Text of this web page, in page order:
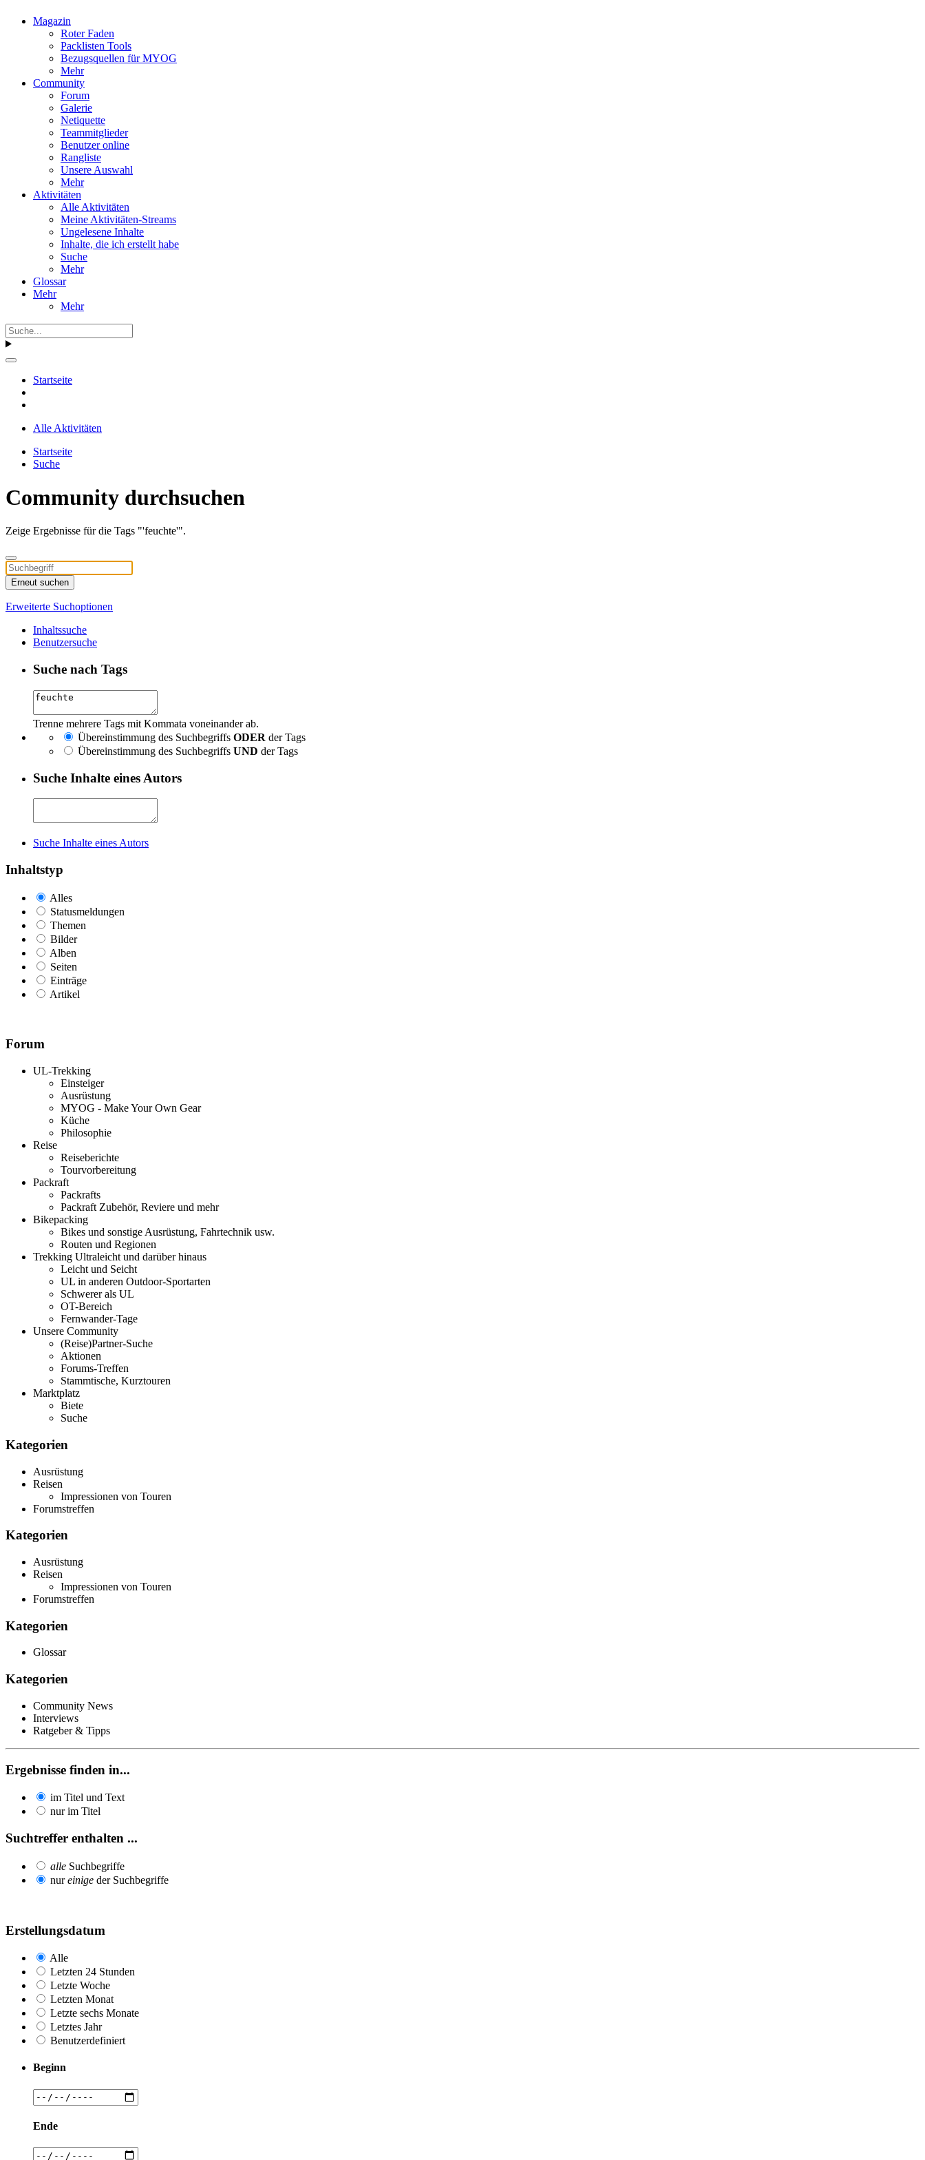
Magazin
Roter Faden
Packlisten Tools
Bezugsquellen für MYOG
Mehr
Community
Forum
Galerie
Netiquette
Teammitglieder
Benutzer online
Rangliste
Unsere Auswahl
Mehr
Aktivitäten
Alle Aktivitäten
Meine Aktivitäten-Streams
Ungelesene Inhalte
Inhalte, die ich erstellt habe
Suche
Mehr
Glossar
Mehr
Mehr
Startseite
Alle Aktivitäten
Startseite
Suche
Community durchsuchen
Zeige Ergebnisse für die Tags "'feuchte'".
Erneut suchen
Erweiterte Suchoptionen
Inhaltssuche
Benutzersuche
Suche nach Tags
Trenne mehrere Tags mit Kommata voneinander ab.
Übereinstimmung des Suchbegriffs ODER der Tags
Übereinstimmung des Suchbegriffs UND der Tags
Suche Inhalte eines Autors
Suche Inhalte eines Autors
Inhaltstyp
Alles
Statusmeldungen
Themen
Bilder
Alben
Seiten
Einträge
Artikel
Forum
UL-Trekking
Einsteiger
Ausrüstung
MYOG - Make Your Own Gear
Küche
Philosophie
Reise
Reiseberichte
Tourvorbereitung
Packraft
Packrafts
Packraft Zubehör, Reviere und mehr
Bikepacking
Bikes und sonstige Ausrüstung, Fahrtechnik usw.
Routen und Regionen
Trekking Ultraleicht und darüber hinaus
Leicht und Seicht
UL in anderen Outdoor-Sportarten
Schwerer als UL
OT-Bereich
Fernwander-Tage
Unsere Community
(Reise)Partner-Suche
Aktionen
Forums-Treffen
Stammtische, Kurztouren
Marktplatz
Biete
Suche
Kategorien
Ausrüstung
Reisen
Impressionen von Touren
Forumstreffen
Kategorien
Ausrüstung
Reisen
Impressionen von Touren
Forumstreffen
Kategorien
Glossar
Kategorien
Community News
Interviews
Ratgeber & Tipps
Ergebnisse finden in...
im Titel und Text
nur im Titel
Suchtreffer enthalten ...
alle Suchbegriffe
nureinige der Suchbegriffe
Erstellungsdatum
Alle
Letzten 24 Stunden
Letzte Woche
Letzten Monat
Letzte sechs Monate
Letztes Jahr
Benutzerdefiniert
Beginn
Ende